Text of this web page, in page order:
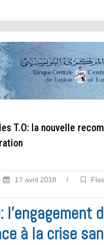
T.O: la nouvelle
17 avril 2018 /
l’engagement
à la crise